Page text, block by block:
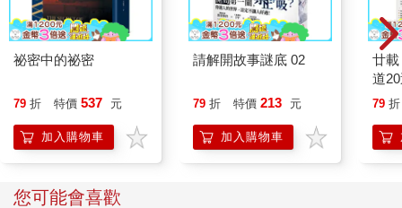
祕密中的祕密
79 折 特價 537 元
加入購物車
請解開故事謎底 02
79 折 特價 213 元
加入購物車
廿
道
79 折
您可能會喜歡